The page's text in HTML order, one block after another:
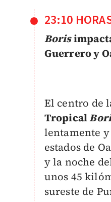
23:10
Boris
Guerrero y
El centro de
Tropical
lentamente
estados de
y la noche
unos 45
sureste de